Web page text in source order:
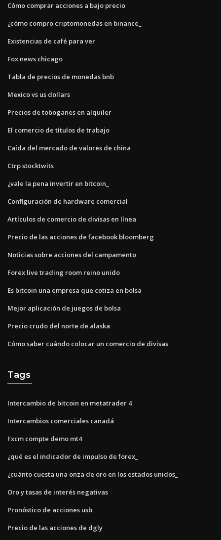
Cómo comprar acciones a bajo precio
¿cómo compro criptomonedas en binance_
Existencias de café para ver
Fox news chicago
Tabla de precios de monedas bnb
Mexico vs us dollars
Precios de toboganes en alquiler
El comercio de títulos de trabajo
Caída del mercado de valores de china
Ctrp stocktwits
¿vale la pena invertir en bitcoin_
Configuración de hardware comercial
Artículos de comercio de divisas en línea
Precio de las acciones de facebook bloomberg
Noticias sobre acciones del campamento
Forex live trading room reino unido
Es bitcoin una empresa que cotiza en bolsa
Mejor aplicación de juegos de bolsa
Precio crudo del norte de alaska
Cómo saber cuándo colocar un comercio de divisas
Tags
Intercambio de bitcoin en metatrader 4
Intercambios comerciales canadá
Fxcm compte demo mt4
¿qué es el indicador de impulso de forex_
¿cuánto cuesta una onza de oro en los estados unidos_
Oro y tasas de interés negativas
Pronóstico de acciones usb
Precio de las acciones de dgly